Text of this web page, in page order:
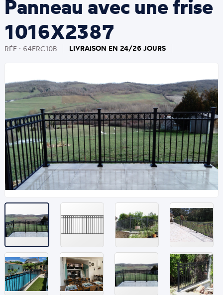
Panneau avec une frise
1016X2387
RÉF : 64FRC10B LIVRAISON EN 24/26 JOURS